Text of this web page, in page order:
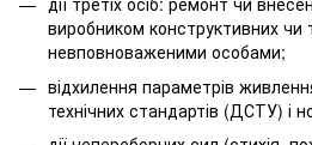
виробником конструктивних чи
невповноваженими особами;
відхилення параметрів
технічних стандартів (ДСТУ) і